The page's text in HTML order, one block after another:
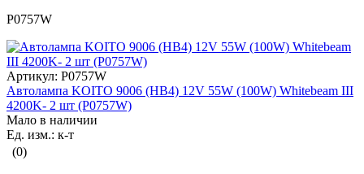
P0757W
Артикул: P0757W
Автолампа KOITO 9006 (HB4) 12V 55W (100W) Whitebeam III
4200K- 2 шт (P0757W)
Мало в наличии
Ед. изм.: к-т
(0)